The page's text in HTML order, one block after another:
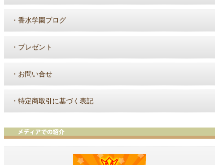
・ 香水学園ブログ
・ プレゼント
・ お問い合せ
・ 特定商取引に基づく表記